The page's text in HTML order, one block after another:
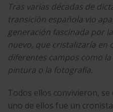
Tras varias décadas de
transición española vio
generación fascinada por
nuevo, que cristalizaría en
diferentes campos como
pintura o la fotografía.
Todos ellos convivieron, se
uno de ellos fue un